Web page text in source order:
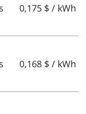
0,175 $ / kWh
0,168 $ / kWh